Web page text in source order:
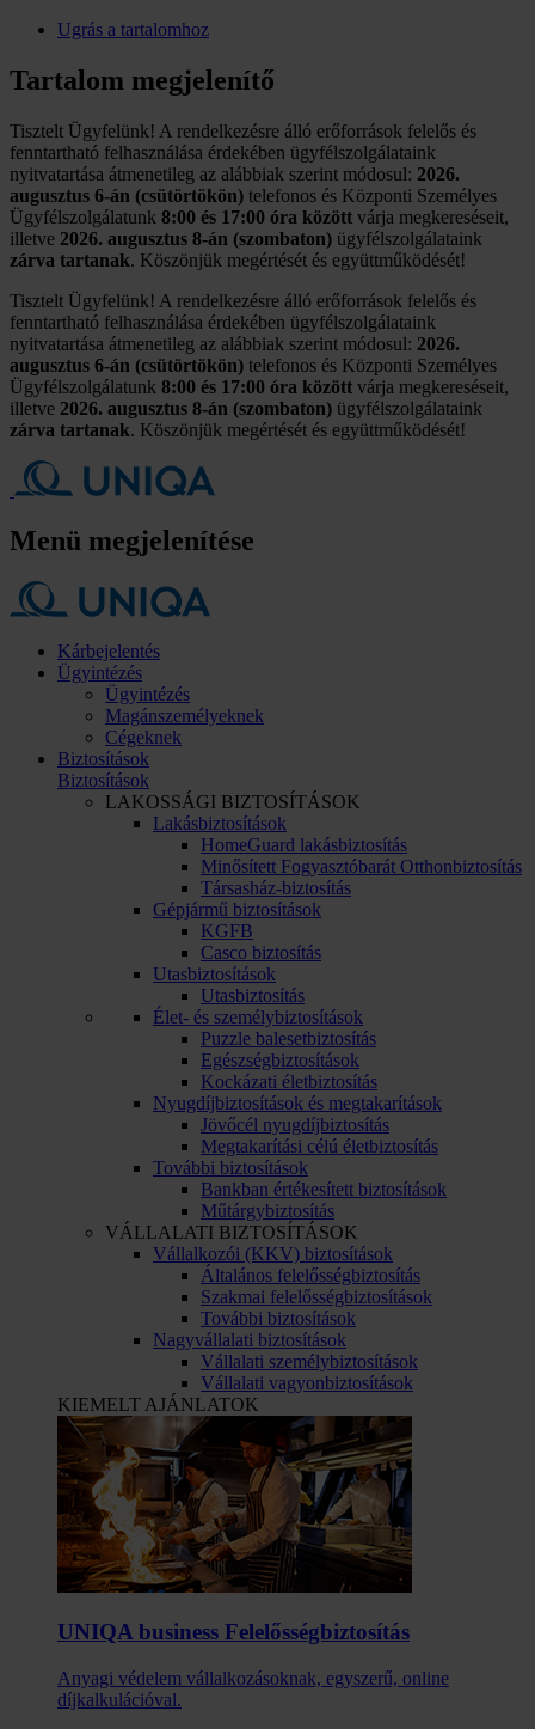
Ugrás a tartalomhoz
Tartalom megjelenítő
Tisztelt Ügyfelünk! A rendelkezésre álló erőforrások felelős és
fenntartható felhasználása érdekében ügyfélszolgálataink
nyitvatartása átmenetileg az alábbiak szerint módosul: 2026.
augusztus 6-án (csütörtökön) telefonos és Központi Személyes
Ügyfélszolgálatunk 8:00 és 17:00 óra között várja megkereséseit,
illetve 2026. augusztus 8-án (szombaton) ügyfélszolgálataink
zárva tartanak. Köszönjük megértését és együttműködését!
Tisztelt Ügyfelünk! A rendelkezésre álló erőforrások felelős és
fenntartható felhasználása érdekében ügyfélszolgálataink
nyitvatartása átmenetileg az alábbiak szerint módosul: 2026.
augusztus 6-án (csütörtökön) telefonos és Központi Személyes
Ügyfélszolgálatunk 8:00 és 17:00 óra között várja megkereséseit,
illetve 2026. augusztus 8-án (szombaton) ügyfélszolgálataink
zárva tartanak. Köszönjük megértését és együttműködését!
Menü megjelenítése
Kárbejelentés
Ügyintézés
Ügyintézés
Magánszemélyeknek
Cégeknek
Biztosítások
Biztosítások
LAKOSSÁGI BIZTOSÍTÁSOK
Lakásbiztosítások
HomeGuard lakásbiztosítás
Minősített Fogyasztóbarát Otthonbiztosítás
Társasház-biztosítás
Gépjármű biztosítások
KGFB
Casco biztosítás
Utasbiztosítások
Utasbiztosítás
Élet- és személybiztosítások
Puzzle balesetbiztosítás
Egészségbiztosítások
Kockázati életbiztosítás
Nyugdíjbiztosítások és megtakarítások
Jövőcél nyugdíjbiztosítás
Megtakarítási célú életbiztosítás
További biztosítások
Bankban értékesített biztosítások
Műtárgybiztosítás
VÁLLALATI BIZTOSÍTÁSOK
Vállalkozói (KKV) biztosítások
Általános felelősségbiztosítás
Szakmai felelősségbiztosítások
További biztosítások
Nagyvállalati biztosítások
Vállalati személybiztosítások
Vállalati vagyonbiztosítások
KIEMELT AJÁNLATOK
UNIQA business Felelősség­biztosítás
Anyagi védelem vállalkozásoknak, egyszerű, online
díjkalkulációval.